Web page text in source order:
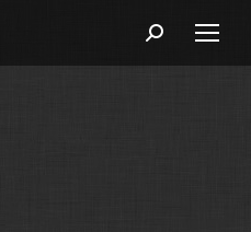
Search: